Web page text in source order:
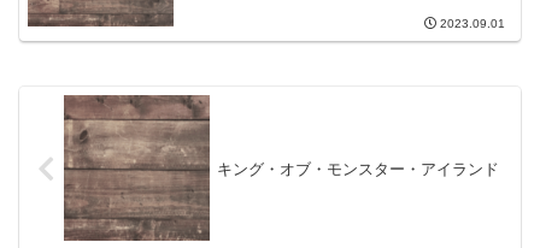
2023.09.01
キング・オブ・モンスター・アイランド